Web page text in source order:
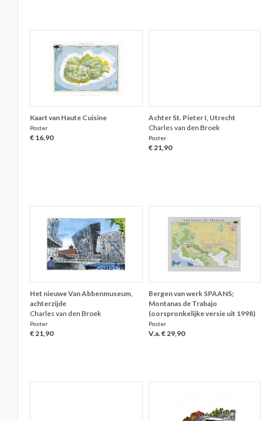
Kaart van Haute Cuisine
Poster
€ 16,90
Achter St. Pieter I, Utrecht
Charles van den Broek
Poster
€ 21,90
Het nieuwe Van Abbenmuseum,
achterzijde
Charles van den Broek
Poster
€ 21,90
Bergen van werk SPAANS;
Montanas de Trabajo
(oorspronkelijke versie uit 1998)
Poster
V.a. € 29,90